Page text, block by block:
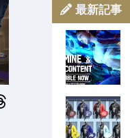
最新記事